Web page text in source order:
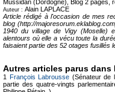
Mussidan (Dordogne), Blog 2 pages,
Auteur : Alain LAPLACE
Article rédigé à l'occasion de mes
blog (http://
1940 du village de Vigy (Moselle)
alentours où elle a vécu toute la
faisaient partie des 52 otages fusillés
Autres articles parus dans
1 François Labrousse (Sénateur de
partie des quatre-vingts